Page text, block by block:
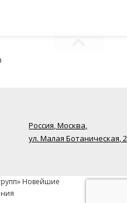
Россия, Москва,
ул. Малая Ботаническая,
Новейшие